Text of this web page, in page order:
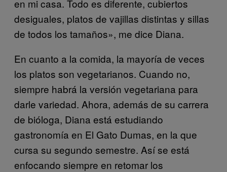
en mi casa. Todo es diferente, cubiertos
desiguales, platos de vajillas distintas y sillas
de todos los tamaños», me dice Diana.
En cuanto a la comida, la mayoría de veces
los platos son vegetarianos. Cuando no,
siempre habrá la versión vegetariana para
darle variedad. Ahora, además de su carrera
de bióloga, Diana está estudiando
gastronomía en El Gato Dumas, en la que
cursa su segundo semestre. Así se está
enfocando siempre en retomar los